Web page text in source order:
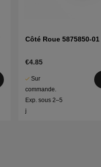
Côté Roue 5875850-01
€4.85
Sur
commande.
Exp. sous 2–5
j